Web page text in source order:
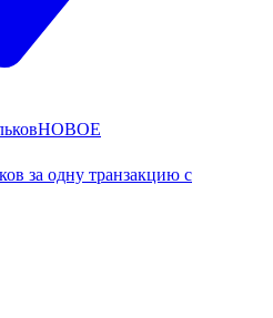
НОВОЕ
за одну транзакцию с